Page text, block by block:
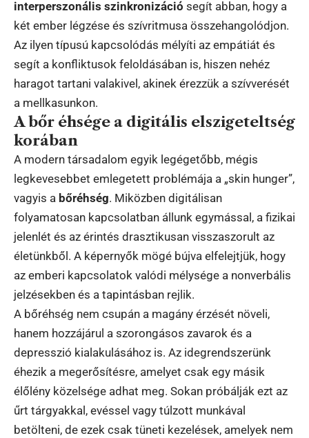
interperszonális szinkronizáció segít abban, hogy a
két ember légzése és szívritmusa összehangolódjon.
Az ilyen típusú kapcsolódás mélyíti az empátiát és
segít a konfliktusok feloldásában is, hiszen nehéz
haragot tartani valakivel, akinek érezzük a szívverését
a mellkasunkon.
A bőr éhsége a digitális elszigeteltség
korában
A modern társadalom egyik legégetőbb, mégis
legkevesebbet emlegetett problémája a „skin hunger”,
vagyis a bőréhség. Miközben digitálisan
folyamatosan kapcsolatban állunk egymással, a fizikai
jelenlét és az érintés drasztikusan visszaszorult az
életünkből. A képernyők mögé bújva elfelejtjük, hogy
az emberi kapcsolatok valódi mélysége a nonverbális
jelzésekben és a tapintásban rejlik.
A bőréhség nem csupán a magány érzését növeli,
hanem hozzájárul a szorongásos zavarok és a
depresszió kialakulásához is. Az idegrendszerünk
éhezik a megerősítésre, amelyet csak egy másik
élőlény közelsége adhat meg. Sokan próbálják ezt az
űrt tárgyakkal, evéssel vagy túlzott munkával
betölteni, de ezek csak tüneti kezelések, amelyek nem